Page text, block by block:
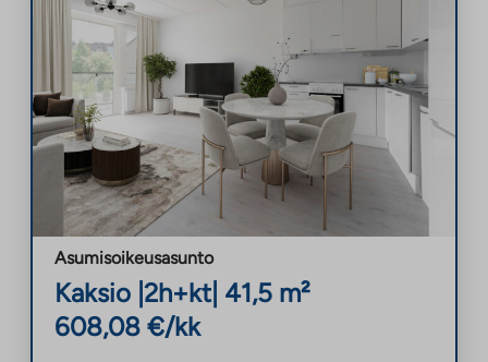
Asumisoikeusasunto
Kaksio 2h+kt| 41,5 m²
608,08 €/kk